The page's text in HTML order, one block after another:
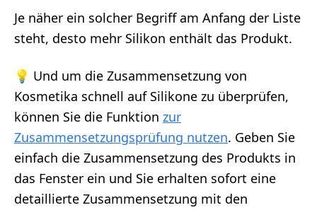
Je näher ein solcher Begriff am Anfang der Liste
steht, desto mehr Silikon enthält das Produkt.
💡 Und um die Zusammensetzung von
Kosmetika schnell auf Silikone zu überprüfen,
können Sie die Funktion zur
Zusammensetzungsprüfung nutzen. Geben Sie
einfach die Zusammensetzung des Produkts in
das Fenster ein und Sie erhalten sofort eine
detaillierte Zusammensetzung mit den